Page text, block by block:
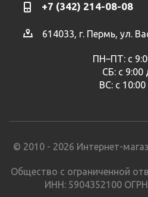
+7 (342) 214-08-08
614033, г. Пермь, ул.
ПН–ПТ: с
СБ: с 9:00
ВС: с
© 2010 - 2026 Интернет-
Общество с ограниченной
ИНН: 5904352100